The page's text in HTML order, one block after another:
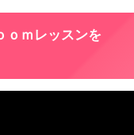
ｏｍレッスンを